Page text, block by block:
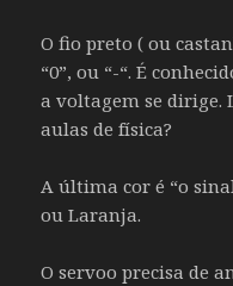
O fio preto ( ou
“0”, ou “-“. É
a voltagem se dirige.
aulas de física?
A última cor é “o
ou Laranja.
O servoo precisa de